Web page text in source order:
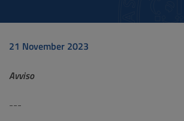
Go
Footer
21 November 2023
Avviso
---